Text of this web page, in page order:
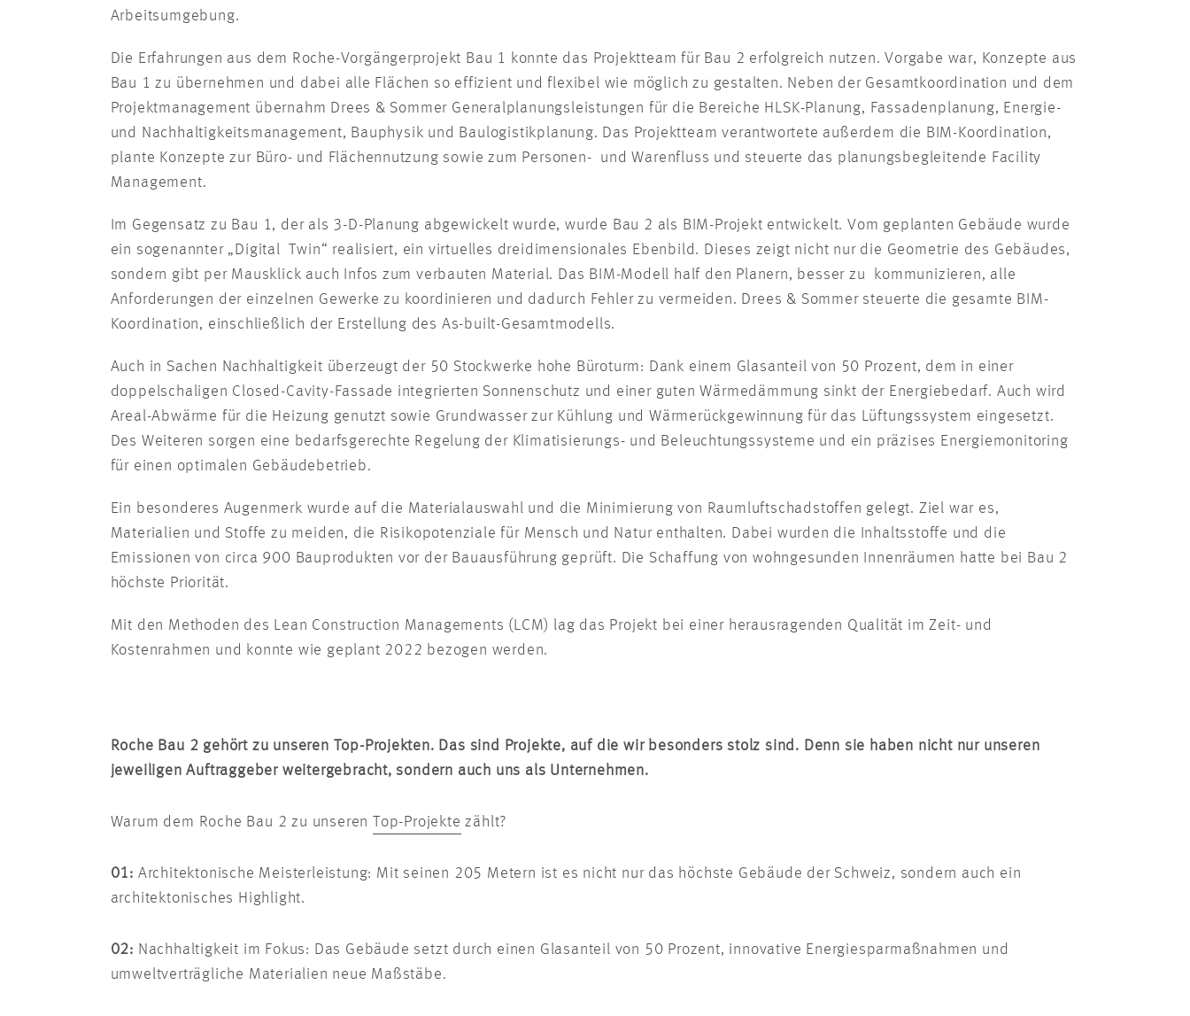
Arbeitsumgebung.
Die Erfahrungen aus dem Roche-Vorgängerprojekt Bau 1 konnte das Projektteam für Bau 2 erfolgreich nutzen. Vorgabe war, Konzepte aus
Bau 1 zu übernehmen und dabei alle Flächen so effizient und flexibel wie möglich zu gestalten. Neben der Gesamtkoordination und dem
Projektmanagement übernahm Drees & Sommer Generalplanungsleistungen für die Bereiche HLSK-Planung, Fassadenplanung, Energie-
und Nachhaltigkeitsmanagement, Bauphysik und Baulogistikplanung. Das Projektteam verantwortete außerdem die BIM-Koordination,
plante Konzepte zur Büro- und Flächennutzung sowie zum Personen- und Warenfluss und steuerte das planungsbegleitende Facility
Management.
Im Gegensatz zu Bau 1, der als 3-D-Planung abgewickelt wurde, wurde Bau 2 als BIM-Projekt entwickelt. Vom geplanten Gebäude wurde
ein sogenannter „Digital Twin“ realisiert, ein virtuelles dreidimensionales Ebenbild. Dieses zeigt nicht nur die Geometrie des Gebäudes,
sondern gibt per Mausklick auch Infos zum verbauten Material. Das BIM-Modell half den Planern, besser zu kommunizieren, alle
Anforderungen der einzelnen Gewerke zu koordinieren und dadurch Fehler zu vermeiden. Drees & Sommer steuerte die gesamte BIM-
Koordination, einschließlich der Erstellung des As-built-Gesamtmodells.
Auch in Sachen Nachhaltigkeit überzeugt der 50 Stockwerke hohe Büroturm: Dank einem Glasanteil von 50 Prozent, dem in einer
doppelschaligen Closed-Cavity-Fassade integrierten Sonnenschutz und einer guten Wärmedämmung sinkt der Energiebedarf. Auch wird
Areal-Abwärme für die Heizung genutzt sowie Grundwasser zur Kühlung und Wärmerückgewinnung für das Lüftungssystem eingesetzt.
Des Weiteren sorgen eine bedarfsgerechte Regelung der Klimatisierungs- und Beleuchtungssysteme und ein präzises Energiemonitoring
für einen optimalen Gebäudebetrieb.
Ein besonderes Augenmerk wurde auf die Materialauswahl und die Minimierung von Raumluftschadstoffen gelegt. Ziel war es,
Materialien und Stoffe zu meiden, die Risikopotenziale für Mensch und Natur enthalten. Dabei wurden die Inhaltsstoffe und die
Emissionen von circa 900 Bauprodukten vor der Bauausführung geprüft. Die Schaffung von wohngesunden Innenräumen hatte bei Bau 2
höchste Priorität.
Mit den Methoden des Lean Construction Managements (LCM) lag das Projekt bei einer herausragenden Qualität im Zeit- und
Kostenrahmen und konnte wie geplant 2022 bezogen werden.
Roche Bau 2 gehört zu unseren Top-Projekten. Das sind Projekte, auf die wir besonders stolz sind. Denn sie haben nicht nur unseren
jeweiligen Auftraggeber weitergebracht, sondern auch uns als Unternehmen.
Warum dem Roche Bau 2 zu unseren Top-Projekte zählt?
01: Architektonische Meisterleistung: Mit seinen 205 Metern ist es nicht nur das höchste Gebäude der Schweiz, sondern auch ein
architektonisches Highlight.
02: Nachhaltigkeit im Fokus: Das Gebäude setzt durch einen Glasanteil von 50 Prozent, innovative Energiesparmaßnahmen und
umweltverträgliche Materialien neue Maßstäbe.